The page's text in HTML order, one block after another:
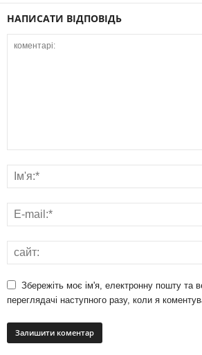
НАПИСАТИ ВІДПОВІДЬ
Збережіть моє ім'я, електронну пошту та
переглядачі наступного разу, коли я